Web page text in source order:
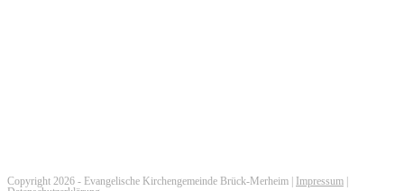
Copyright 2026 - Evangelische Kirchengemeinde Brück-Merheim | Impressum